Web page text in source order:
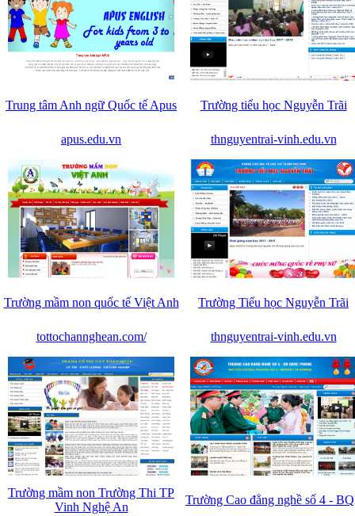
Trung tâm Anh ngữ Quốc tế Apus
apus.edu.vn
Trường tiểu học Nguyễn Trãi
thnguyentrai-vinh.edu.vn
Trường mầm non quốc tế Việt Anh
tottochannghean.com/
Trường Tiểu học Nguyễn Trãi
thnguyentrai-vinh.edu.vn
Trường mầm non Trường Thi TP
Vinh Nghệ An
Trường Cao đẳng nghề số 4 -